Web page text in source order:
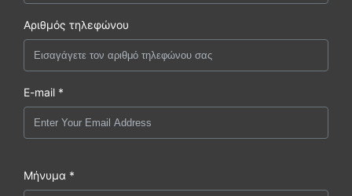
Αριθμός τηλεφώνου
E-mail *
Μήνυμα *